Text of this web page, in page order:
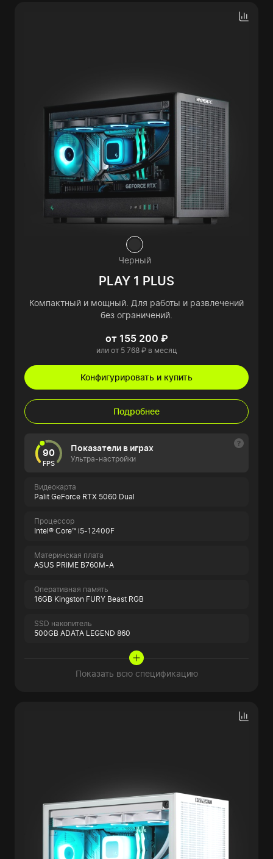
Черный
PLAY 1 PLUS
Компактный и мощный. Для работы и развлечений
без ограничений.
от 155 200 ₽
или от 5 768 ₽ в месяц
Конфигурировать и купить
Подробнее
90
FPS
Показатели в играх
Ультра-настройки
Видеокарта
Palit GeForce RTX 5060 Dual
Процессор
Intel® Core™ i5-12400F
Материнская плата
ASUS PRIME B760M-A
Оперативная память
16GB Kingston FURY Beast RGB
SSD накопитель
500GB ADATA LEGEND 860
Показать всю спецификацию